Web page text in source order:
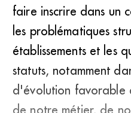
faire inscrire dans un
les problématiques
établissements et les
statuts, notamment
d'évolution favorable
de notre métier, de